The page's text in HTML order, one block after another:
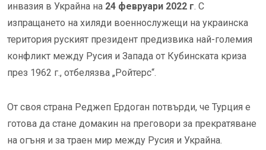
инвазия в Украйна на 24 февруари 2022 г. С
изпращането на хиляди военнослужещи на украинска
територия руският президент предизвика най-големия
конфликт между Русия и Запада от Кубинската криза
през 1962 г., отбелязва „Ройтерс“.
От своя страна Реджеп Ердоган потвърди, че Турция е
готова да стане домакин на преговори за прекратяване
на огъня и за траен мир между Русия и Украйна.